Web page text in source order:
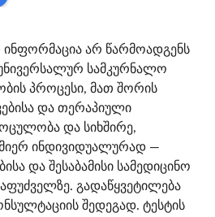
ინფორმაცია არ წარმოადგენს
სამკურნალო
პროცესი, მათ შორის
და თერაპიული
და სიხშირე,
მიერ ინდივიდუალურად —
და შესაბამისი სამედიცინო
გადაწყვეტილება
შედეგად. ტესტის